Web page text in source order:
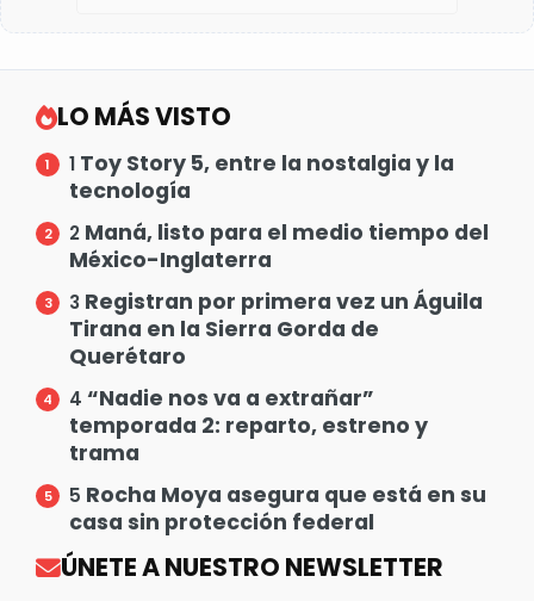
LO MÁS VISTO
1 Toy Story 5, entre la nostalgia y la
tecnología
2 Maná, listo para el medio tiempo del
México-Inglaterra
3 Registran por primera vez un Águila
Tirana en la Sierra Gorda de
Querétaro
4 “Nadie nos va a extrañar”
temporada 2: reparto, estreno y
trama
5 Rocha Moya asegura que está en su
casa sin protección federal
ÚNETE A NUESTRO NEWSLETTER